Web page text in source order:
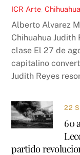
ICR Arte ,Chihuahua
Alberto Alvarez
Chihuahua Judith
clase El 27 de
capitalino
Judith Reyes
22
60
partido